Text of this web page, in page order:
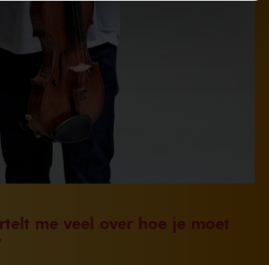
met 32 derden
en verwerken.
me veel over hoe je moet